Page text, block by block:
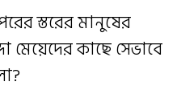
স্তরের মানুষের
মেয়েদের কাছে সেভাবে